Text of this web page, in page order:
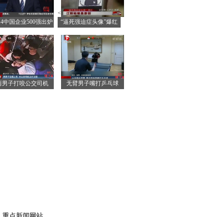
中国企业500强出炉
<
“逼死强迫症头像”爆红
男子打咬公交司机 无臂男子嘴打乒乓球